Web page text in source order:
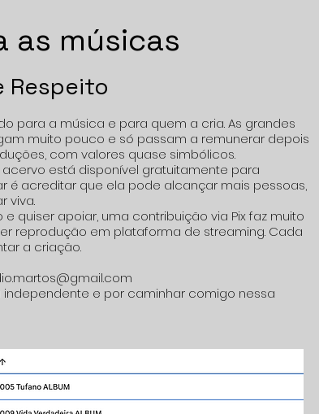
as músicas
Respeito
para a música e para quem a cria. As grandes
muito pouco e só passam a remunerar depois
com valores quase simbólicos.
está disponível gratuitamente para
é acreditar que ela pode alcançar mais pessoas,
viva.
quiser apoiar, uma contribuição via Pix faz muito
reprodução em plataforma de streaming. Cada
a criação.
e por caminhar comigo nessa